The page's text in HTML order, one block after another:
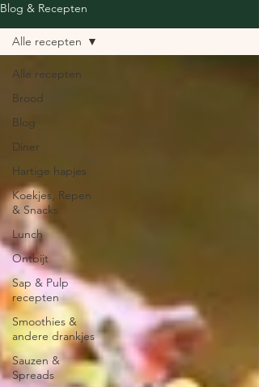
Blog & Recepten
Alle recepten
Brood
Blog
Diner
Hartige hapjes
Koekjes, Repen
& Snacks
Lunch
Ontbijt
Sap & Pulp
recepten
Smoothies &
andere drankjes
Sauzen &
Spreads
Alle recepten